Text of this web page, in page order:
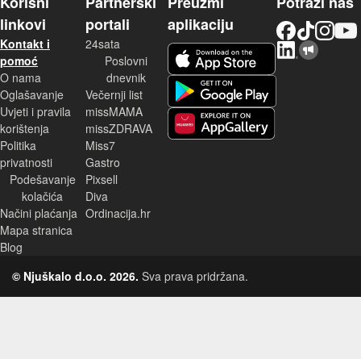
linkovi
Kontakt i
pomoć
O nama
Oglašavanje
Uvjeti i pravila
korištenja
Politika
privatnosti
Podešavanje
kolačića
Načini plaćanja
Mapa stranica
Blog
portali
24sata
Poslovni
dnevnik
Večernji list
missMAMA
missZDRAVA
Miss7
Gastro
Pixsell
Diva
Ordinacija.hr
aplikaciju
© Njuškalo d.o.o. 2026. Sva prava pridržana.